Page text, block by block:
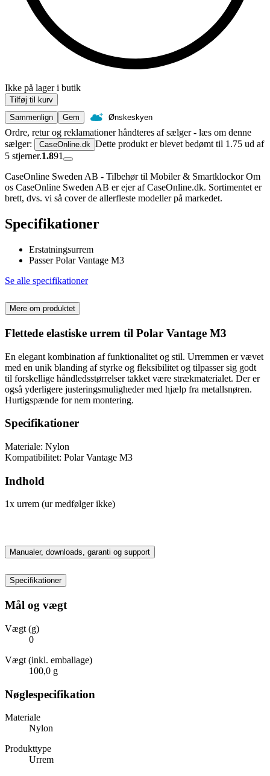
Ikke på lager i butik
Tilføj til kurv
Sammenlign
Gem Ønskeskyen
Ordre, retur og reklamationer håndteres af sælger - læs om denne
sælger:
CaseOnline.dk Dette produkt er blevet bedømt til 1.75 ud af
5 stjerner.1.891
CaseOnline Sweden AB - Tilbehør til Mobiler & Smartklockor Om
os CaseOnline Sweden AB er ejer af CaseOnline.dk. Sortimentet er
brett, dvs. vi så cover de allerfleste modeller på markedet.
Specifikationer
Erstatningsurrem
Passer Polar Vantage M3
Se alle specifikationer
Mere om produktet
Flettede elastiske urrem til Polar Vantage M3
En elegant kombination af funktionalitet og stil. Urremmen er vævet
med en unik blanding af styrke og fleksibilitet og tilpasser sig godt
til forskellige håndledsstørrelser takket være strækmaterialet. Der er
også yderligere justeringsmuligheder med hjælp fra metallsnøren.
Hurtigspænde for nem montering.
Specifikationer
Materiale: Nylon
Kompatibilitet: Polar Vantage M3
Indhold
1x urrem (ur medfølger ikke)
Manualer, downloads, garanti og support
Specifikationer
Mål og vægt
Vægt (g)
0
Vægt (inkl. emballage)
100,0 g
Nøglespecifikation
Materiale
Nylon
Produkttype
Urrem